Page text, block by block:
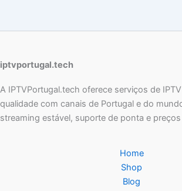
iptvportugal.tech
A IPTVPortugal.tech oferece serviços de
qualidade com canais de Portugal e do
streaming estável, suporte de ponta e
Home
Shop
Blog